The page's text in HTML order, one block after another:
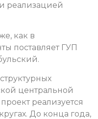
реализацией
как в
поставляет ГУП
центральной
реализуется
До конца года,